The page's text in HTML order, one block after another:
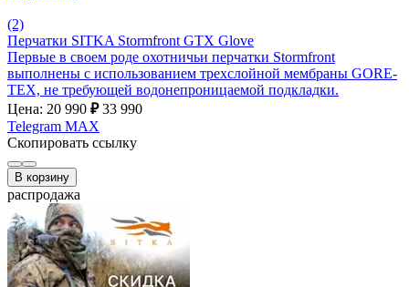
(2)
Перчатки SITKA Stormfront GTX Glove
Первые в своем роде охотничьи перчатки Stormfront
выполнены с использованием трехслойной мембраны GORE-
TEX, не требующей водонепроницаемой подкладки.
Цена: 20 990 ₽ 33 990
Telegram MAX
Скопировать ссылку
В корзину
распродажа